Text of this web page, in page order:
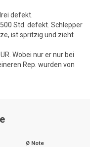
defekt.
Std. defekt. Schlepper
ist spritzig und zieht
Wobei nur er nur bei
Rep. wurden von
Ø Note